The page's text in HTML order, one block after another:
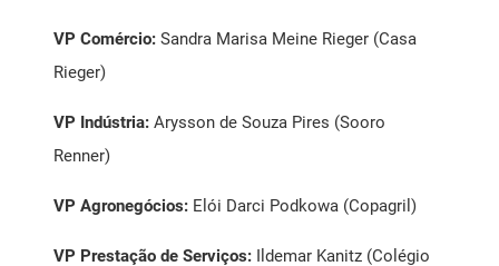
VP Comércio:Sandra Marisa Meine Rieger (Casa
Rieger)
VP Indústria:Arysson de Souza Pires (Sooro
Renner)
VP Agronegócios: Elói Darci Podkowa (Copagril)
VP Prestação de Serviços: Ildemar Kanitz (Colégio